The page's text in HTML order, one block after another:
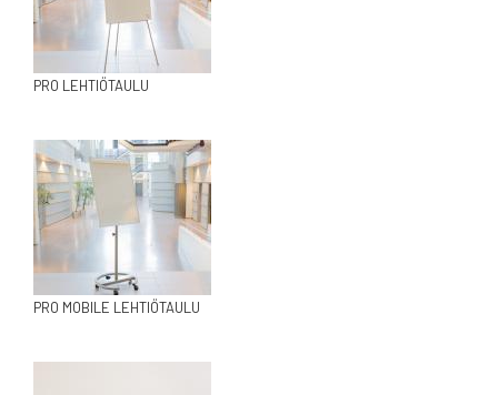
PRO LEHTIÖTAULU
PRO MOBILE LEHTIÖTAULU